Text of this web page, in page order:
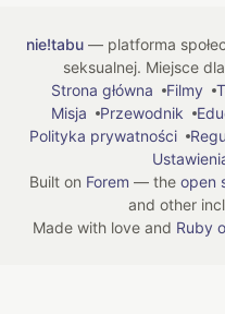
nie!tabu— platforma
seksualnej. Miejsce
Strona główna
Filmy
Misja
Przewodnik
Polityka prywatności
Built on Forem — the open
and other
Made with love and Ruby